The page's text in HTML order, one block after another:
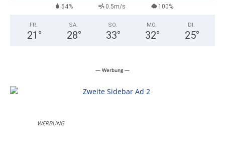
54% 0.5m/s 100%
FR.
21 °
SA.
28°
SO.
33°
MO.
32°
DI.
25°
— Werbung —
WERBUNG